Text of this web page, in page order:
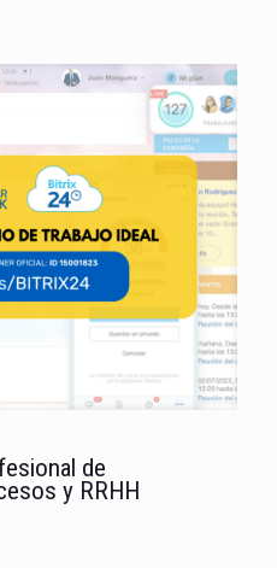
de
y RRHH